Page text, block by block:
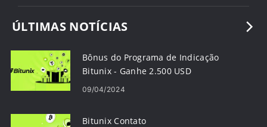
ÚLTIMAS NOTÍCIAS
Bônus do Programa de Indicação
Bitunix - Ganhe 2.500 USD
09/04/2024
Bitunix Contato